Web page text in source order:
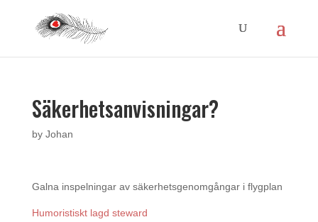
Säkerhetsanvisningar?
by Johan
Galna inspelningar av säkerhetsgenomgångar i flygplan
Humoristiskt lagd steward